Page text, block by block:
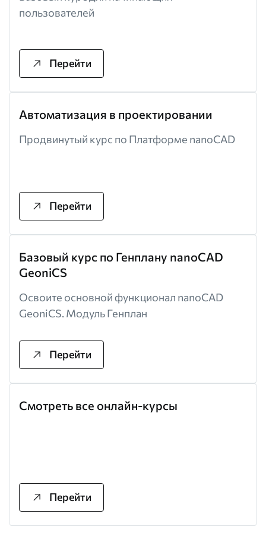
пользователей
Перейти
Автоматизация в проектировании
Продвинутый курс по Платформе nanoCAD
Перейти
Базовый курс по Генплану nanoCAD
GeoniCS
Освоите основной функционал nanoCAD
GeoniCS. Модуль Генплан
Перейти
Смотреть все онлайн-курсы
Перейти